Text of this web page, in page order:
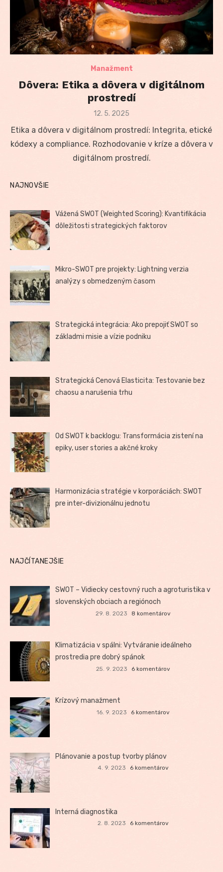
Manažment
Dôvera: Etika a dôvera v digitálnom
prostredí
Posted
12. 5. 2025
Etika a dôvera v digitálnom prostredí: Integrita, etické
kódexy a compliance. Rozhodovanie v kríze a dôvera v
digitálnom prostredí.
NAJNOVŠIE
Vážená SWOT (Weighted Scoring): Kvantifikácia
dôležitosti strategických faktorov
Mikro-SWOT pre projekty: Lightning verzia
analýzy s obmedzeným časom
Strategická integrácia: Ako prepojiť SWOT so
základmi misie a vízie podniku
Strategická Cenová Elasticita: Testovanie bez
chaosu a narušenia trhu
Od SWOT k backlogu: Transformácia zistení na
epiky, user stories a akčné kroky
Harmonizácia stratégie v korporáciách: SWOT
pre inter-divizionálnu jednotu
NAJČÍTANEJŠIE
SWOT – Vidiecky cestovný ruch a agroturistika v
slovenských obciach a regiónoch
29. 8. 2023 8 komentárov
Klimatizácia v spálni: Vytváranie ideálneho
prostredia pre dobrý spánok
25. 9. 2023 6 komentárov
Krízový manažment
16. 9. 2023 6 komentárov
Plánovanie a postup tvorby plánov
4. 9. 2023 6 komentárov
Interná diagnostika
2. 8. 2023 6 komentárov